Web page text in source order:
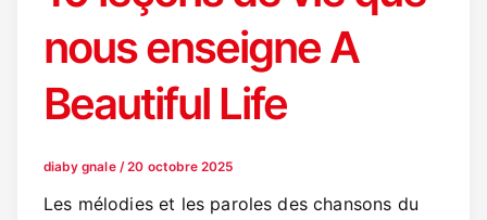
nous enseigne A
Beautiful Life
diaby gnale /20 octobre 2025
Les mélodies et les paroles des chansons du